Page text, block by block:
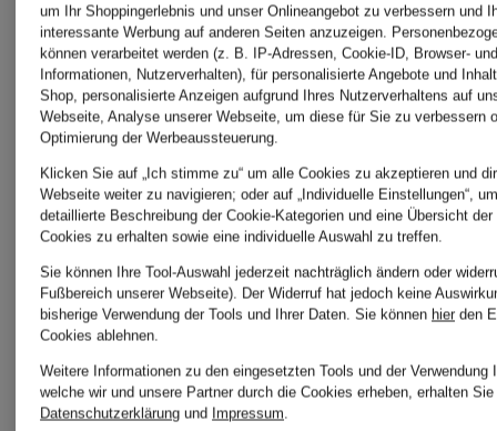
3er-
Pack
Slips
MODERN
MULTIPACKS
29,95 €
2er-
Pack
Panties
MODAL
34,99 €
um Ihr Shoppingerlebnis und unser Onlineangebot zu verbessern und
interessante Werbung auf anderen Seiten anzuzeigen.
können verarbeitet werden (z. B. IP-Adressen, Cookie-ID, Browser-
Informationen, Nutzerverhalten), für personalisierte Angebote und
Shop, personalisierte Anzeigen aufgrund Ihres Nutzerverhaltens auf
Webseite, Analyse unserer Webseite, um diese für Sie zu verbessern
Optimierung der Werbeaussteuerung.
Klicken Sie auf „Ich stimme zu“ um alle Cookies zu akzeptieren und
Webseite weiter zu navigieren; oder auf „Individuelle Einstellungen“,
detaillierte Beschreibung der Cookie-Kategorien und eine Übersicht
Cookies zu erhalten sowie eine individuelle Auswahl zu treffen.
Sie können Ihre Tool-Auswahl jederzeit nachträglich ändern oder
Fußbereich unserer Webseite). Der Widerruf hat jedoch keine
bisherige Verwendung der Tools und Ihrer Daten. Sie können hier den
Cookies ablehnen.
Weitere Informationen zu den eingesetzten Tools und der Verwendung
welche wir und unsere Partner durch die Cookies erheben, erhalten
Datenschutzerklärung und Impressum.